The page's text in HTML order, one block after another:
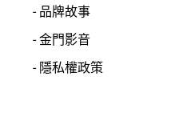
- 品牌故事
- 金門影音
- 隱私權政策